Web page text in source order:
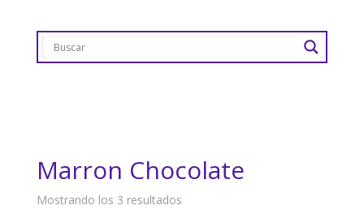
Marron Chocolate
Mostrando los 3 resultadosOrdenado